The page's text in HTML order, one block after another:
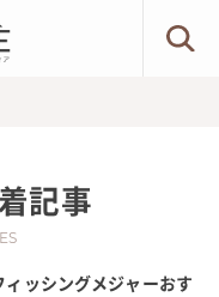
記事
ッシングメジャーおす